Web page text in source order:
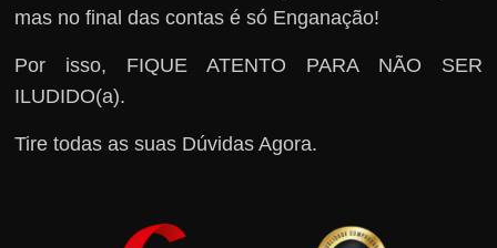
mas no final das contas é só Enganação!
Por isso, FIQUE ATENTO PARA NÃO SER
ILUDIDO(a).
Tire todas as suas Dúvidas Agora.